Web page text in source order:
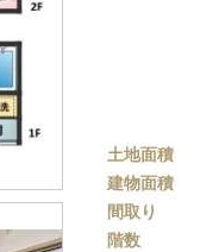
土地面積
建物面積
間取り
階数